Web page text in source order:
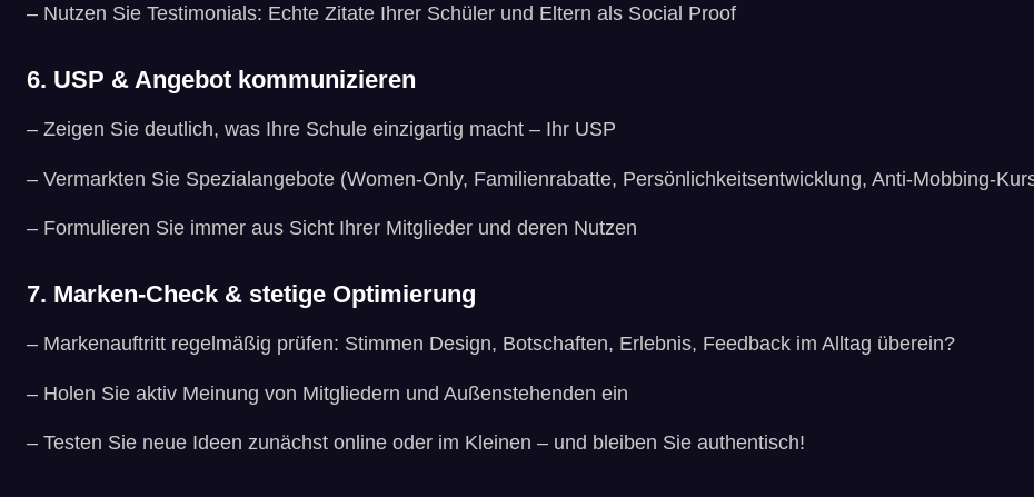
– Nutzen Sie Testimonials: Echte Zitate Ihrer Schüler und Eltern als Social Proof
6. USP & Angebot kommunizieren
– Zeigen Sie deutlich, was Ihre Schule einzigartig macht – Ihr USP
– Vermarkten Sie Spezialangebote (Women-Only, Familienrabatte, Persönlichkeitsentwicklung, Anti-Mobbing-
– Formulieren Sie immer aus Sicht Ihrer Mitglieder und deren Nutzen
7. Marken-Check & stetige Optimierung
– Markenauftritt regelmäßig prüfen: Stimmen Design, Botschaften, Erlebnis, Feedback im Alltag überein?
– Holen Sie aktiv Meinung von Mitgliedern und Außenstehenden ein
– Testen Sie neue Ideen zunächst online oder im Kleinen – und bleiben Sie authentisch!